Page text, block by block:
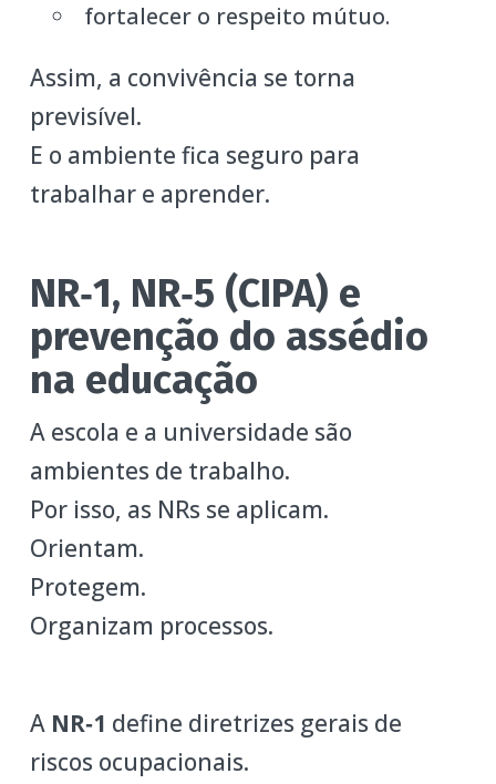
fortalecer o respeito mútuo.
Assim, a convivência se torna
previsível.
E o ambiente fica seguro para
trabalhar e aprender.
NR‑1, NR‑5 (CIPA) e
prevenção do assédio
na educação
A escola e a universidade são
ambientes de trabalho.
Por isso, as NRs se aplicam.
Orientam.
Protegem.
Organizam processos.
A NR‑1 define diretrizes gerais de
riscos ocupacionais.